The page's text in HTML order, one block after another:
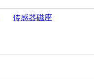
传感器磁座